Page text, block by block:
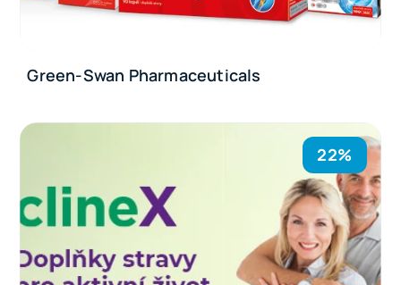
Green-Swan Pharmaceuticals
22%